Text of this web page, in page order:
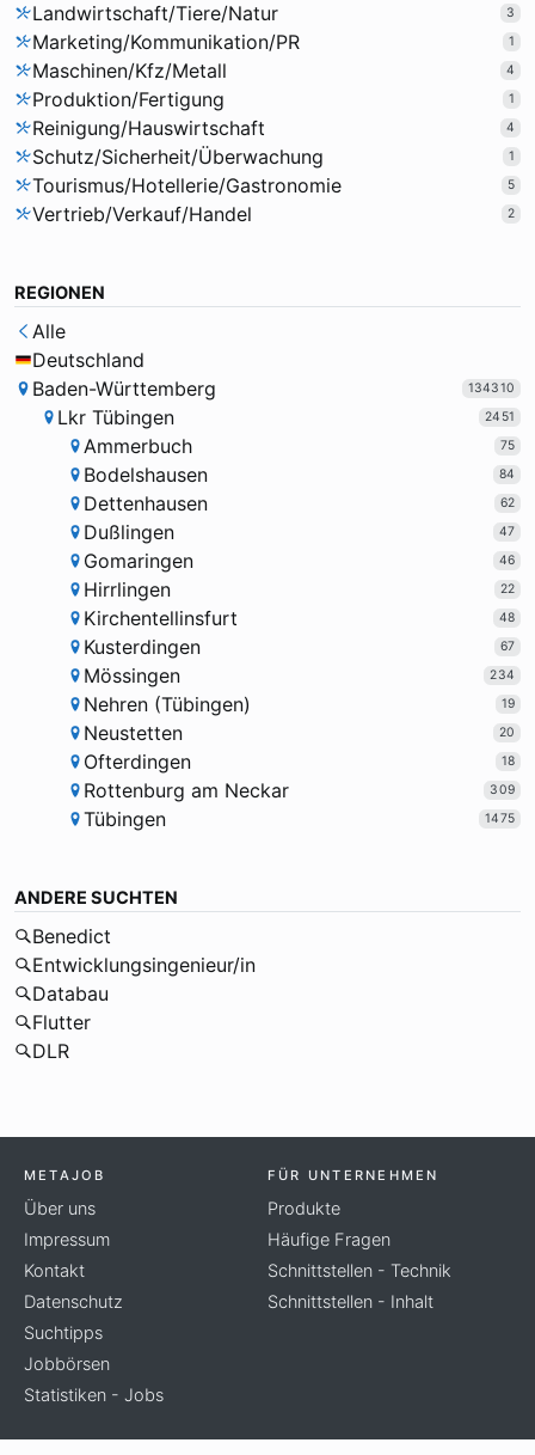
Landwirtschaft/Tiere/Natur 3
Marketing/Kommunikation/PR 1
Maschinen/Kfz/Metall 4
Produktion/Fertigung 1
Reinigung/Hauswirtschaft 4
Schutz/Sicherheit/Überwachung 1
Tourismus/Hotellerie/Gastronomie 5
Vertrieb/Verkauf/Handel 2
REGIONEN
Alle
Deutschland
Baden-Württemberg
134310
Lkr Tübingen 2451
Ammerbuch 75
Bodelshausen 84
Dettenhausen 62
Dußlingen 47
Gomaringen 46
Hirrlingen 22
Kirchentellinsfurt 48
Kusterdingen 67
Mössingen 234
Nehren (Tübingen) 19
Neustetten 20
Ofterdingen 18
Rottenburg am Neckar 309
Tübingen 1475
ANDERE SUCHTEN
Benedict
Entwicklungsingenieur/in
Databau
Flutter
DLR
METAJOB
Über uns
Impressum
Kontakt
Datenschutz
Suchtipps
Jobbörsen
Statistiken - Jobs
FÜR UNTERNEHMEN
Produkte
Häufige Fragen
Schnittstellen - Technik
Schnittstellen - Inhalt